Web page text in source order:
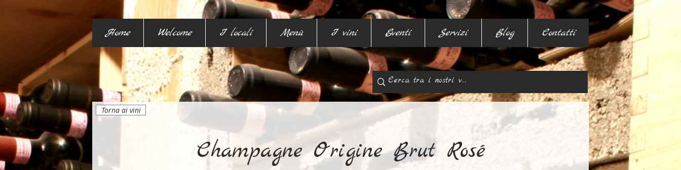
Home Welcome I locali Menù I vini Eventi Servizi Blog Contatti
Torna ai vini
Champagne Origine Brut Rosé